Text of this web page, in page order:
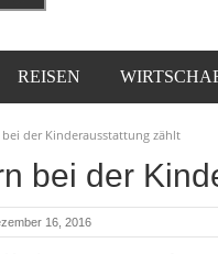
REISEN
der Kinderausstattung zählt
bei der
16, 2016